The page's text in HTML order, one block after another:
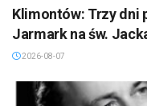
Klimontów: Trzy dni
Jarmark na św.
2026-08-07